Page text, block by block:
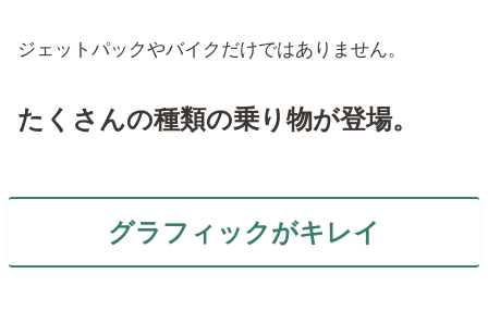
ジェットパックやバイクだけではありません。
たくさんの種類の乗り物が登場。
グラフィックがキレイ